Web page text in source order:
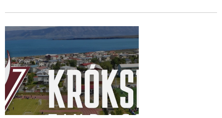
og sagði Magnús Barðdal sveitarstjóri það vera virkilega
þegar Feykir spurði hann út í málið.